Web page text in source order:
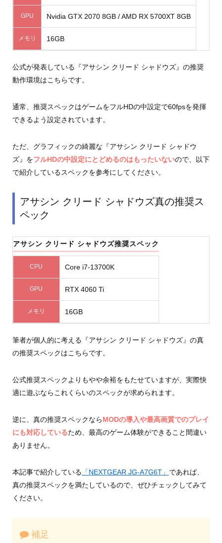
GPU Nvidia GTX 2070 8GB / AMD RX 5700XT 8GB
メモリ 16GB
公式が発表している『アサシン クリード シャドウズ』の推奨
動作環境はこちらです。
通常、推奨スペックはゲームをフルHDの中設定で60fpsを発揮
できるよう設定されています。
ただ、グラフィックの綺麗な『アサシン クリード シャドウ
ズ』をフルHDの中設定にとどめるのはもったいないので、以下
で紹介しているスペックを参考にしてください。
アサシン クリード シャドウズ真の推奨ス
ペック
アサシン クリード シャドウズ推奨スペック
CPU Core i7-13700K
GPU RTX 4060 Ti
メモリ 16GB
筆者が個人的に考える『アサシン クリード シャドウズ』の真
の推奨スペックはこちらです。
公式推奨スペックよりもやや余裕をもたせていますが、実際快
適に遊ぶならこれくらいのスペックが求められます。
逆に、真の推奨スペックならMODの導入や最高画質でのプレイ
にも対応しているため、最高のゲーム体験ができること間違い
ありません。
本記事で紹介している 「NEXTGEAR JG-A7G6T」 であれば、
真の推奨スペックを満たしているので、ぜひチェックしてみて
ください。
補足